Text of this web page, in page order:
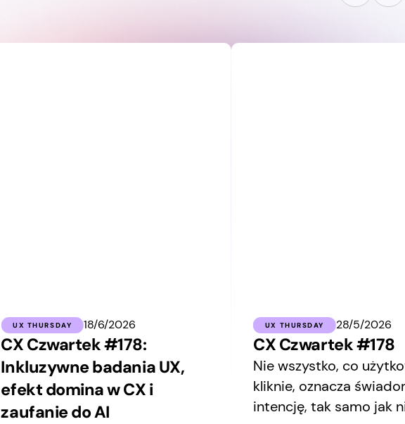
UX THURSDAY 18/6/2026
CX Czwartek #178:
Inkluzywne badania UX,
efekt domina w CX i
zaufanie do AI
UX THURSDAY 28/5/2026
CX Czwartek #178
Nie wszystko, co
kliknie, oznacza
intencję, tak samo jak